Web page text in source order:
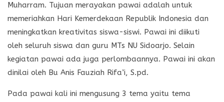
Muharram. Tujuan merayakan pawai adalah untuk
memeriahkan Hari Kemerdekaan Republik Indonesia dan
meningkatkan kreativitas siswa-siswi. Pawai ini diikuti
oleh seluruh siswa dan guru MTs NU Sidoarjo. Selain
kegiatan pawai ada juga perlombaannya. Pawai ini akan
dinilai oleh Bu Anis Fauziah Rifa’i, S.pd.
Pada pawai kali ini mengusung 3 tema yaitu tema